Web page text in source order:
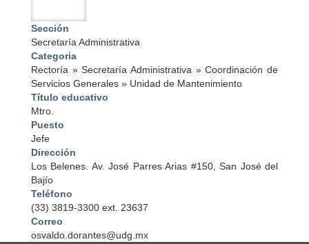
Sección
Secretaría Administrativa
Categoria
Rectoría »Secretaría Administrativa »Coordinación de
Servicios Generales » Unidad de Mantenimiento
Título educativo
Mtro.
Puesto
Jefe
Dirección
Los Belenes. Av. José Parres Arias #150, San José del
Bajío
Teléfono
(33) 3819-3300 ext. 23637
Correo
osvaldo.dorantes@udg.mx